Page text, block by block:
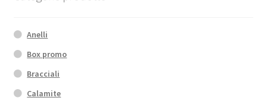
Anelli
Box promo
Bracciali
Calamite